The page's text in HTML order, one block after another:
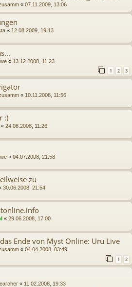
« 07.11.2009, 13:06
« 12.08.2009, 19:13
« 13.12.2008, 11:23
1 2 3
« 10.11.2008, 11:56
:)
« 24.08.2008, 11:26
« 04.07.2008, 21:58
zu
30.06.2008, 21:54
« 29.06.2008, 17:00
Ende von Myst Online: Uru Live
« 04.04.2008, 03:49
1 2
« 11.02.2008, 19:33